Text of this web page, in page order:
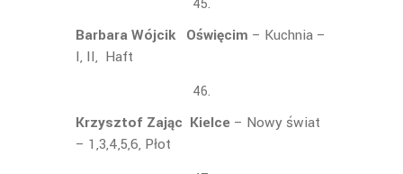
Barbara Wójcik Oświęcim – Kuchnia –
I, II, Haft
Krzysztof Zając Kielce – Nowy świat
– 1,3,4,5,6, Płot